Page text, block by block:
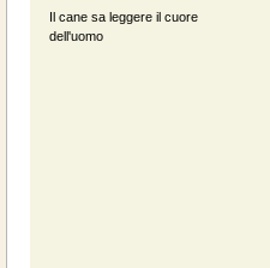
Il cane sa leggere il cuore
dell'uomo